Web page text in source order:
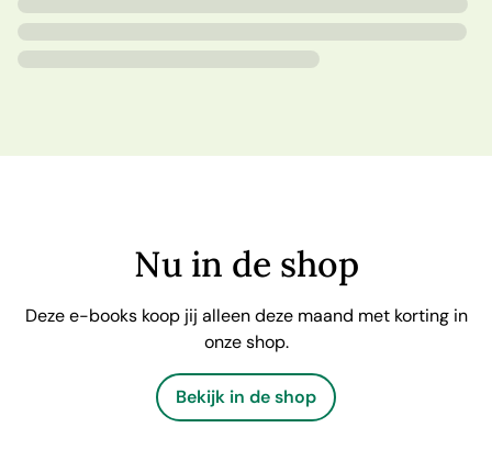
Nu in de shop
Deze e-books koop jij alleen deze maand met korting in
onze shop.
Bekijk in de shop